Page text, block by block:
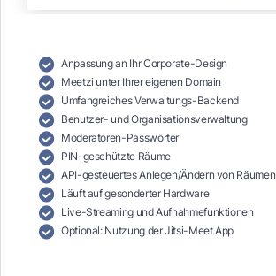
Anpassung an Ihr Corporate-Design
Meetzi unter Ihrer eigenen Domain
Umfangreiches Verwaltungs-Backend
Benutzer- und Organisationsverwaltung
Moderatoren-Passwörter
PIN-geschützte Räume
API-gesteuertes Anlegen/Ändern von Räumen
Läuft auf gesonderter Hardware
Live-Streaming und Aufnahmefunktionen
Optional: Nutzung der Jitsi-Meet App